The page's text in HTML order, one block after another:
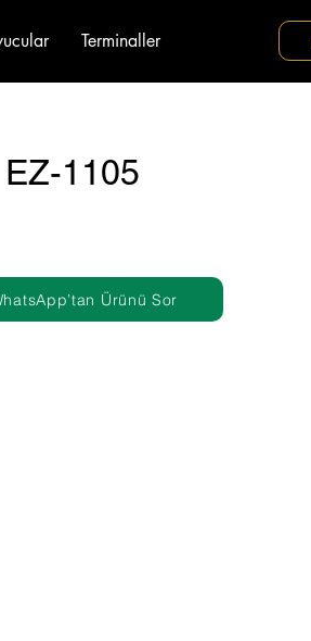
Terminaller
1105
Ürünü Sor